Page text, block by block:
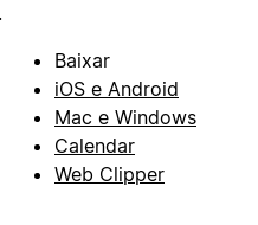
Baixar
iOS e Android
Mac e Windows
Calendar
Web Clipper